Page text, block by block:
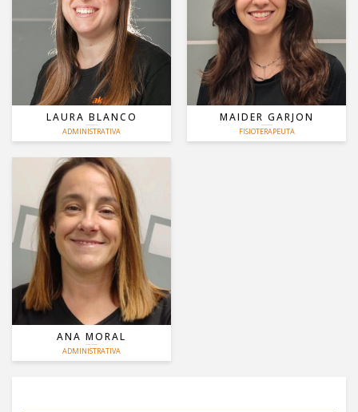
LAURA BLANCO
ADMINISTRATIVA
GRADO MEDIO EN
ACTIVIDADES DE GESTIÓN
ADMINISTRATIVA
LOPD
MAIDER GARJON
FISIOTERAPEUTA
TERAPIA MANUAL
ORTOPÉDICA
PUNCIÓN SECA
PILATES
ANA MORAL
ADMINISTRATIVA
GRADO MEDIO EN
INFORMÁTICA DE GESTIÓN
LOPD